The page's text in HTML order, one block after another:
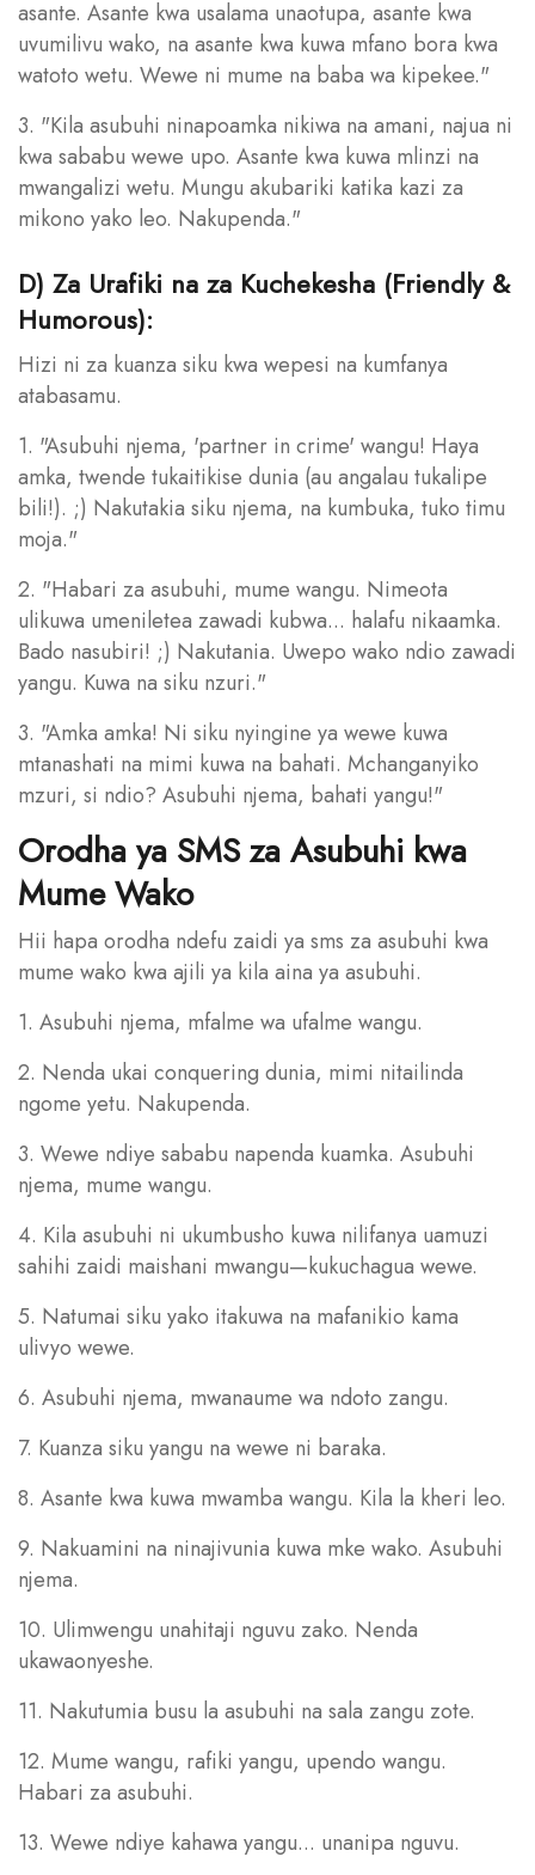
asante. Asante kwa usalama unaotupa, asante kwa
uvumilivu wako, na asante kwa kuwa mfano bora kwa
watoto wetu. Wewe ni mume na baba wa kipekee."
3. "Kila asubuhi ninapoamka nikiwa na amani, najua ni
kwa sababu wewe upo. Asante kwa kuwa mlinzi na
mwangalizi wetu. Mungu akubariki katika kazi za
mikono yako leo. Nakupenda."
D) Za Urafiki na za Kuchekesha (Friendly &
Humorous):
Hizi ni za kuanza siku kwa wepesi na kumfanya
atabasamu.
1. "Asubuhi njema, 'partner in crime' wangu! Haya
amka, twende tukaitikise dunia (au angalau tukalipe
bili!). ;) Nakutakia siku njema, na kumbuka, tuko timu
moja."
2. "Habari za asubuhi, mume wangu. Nimeota
ulikuwa umeniletea zawadi kubwa... halafu nikaamka.
Bado nasubiri! ;) Nakutania. Uwepo wako ndio zawadi
yangu. Kuwa na siku nzuri."
3. "Amka amka! Ni siku nyingine ya wewe kuwa
mtanashati na mimi kuwa na bahati. Mchanganyiko
mzuri, si ndio? Asubuhi njema, bahati yangu!"
Orodha ya SMS za Asubuhi kwa
Mume Wako
Hii hapa orodha ndefu zaidi ya sms za asubuhi kwa
mume wako kwa ajili ya kila aina ya asubuhi.
1. Asubuhi njema, mfalme wa ufalme wangu.
2. Nenda ukai conquering dunia, mimi nitailinda
ngome yetu. Nakupenda.
3. Wewe ndiye sababu napenda kuamka. Asubuhi
njema, mume wangu.
4. Kila asubuhi ni ukumbusho kuwa nilifanya uamuzi
sahihi zaidi maishani mwangu—kukuchagua wewe.
5. Natumai siku yako itakuwa na mafanikio kama
ulivyo wewe.
6. Asubuhi njema, mwanaume wa ndoto zangu.
7. Kuanza siku yangu na wewe ni baraka.
8. Asante kwa kuwa mwamba wangu. Kila la kheri leo.
9. Nakuamini na ninajivunia kuwa mke wako. Asubuhi
njema.
10. Ulimwengu unahitaji nguvu zako. Nenda
ukawaonyeshe.
11. Nakutumia busu la asubuhi na sala zangu zote.
12. Mume wangu, rafiki yangu, upendo wangu.
Habari za asubuhi.
13. Wewe ndiye kahawa yangu... unanipa nguvu.